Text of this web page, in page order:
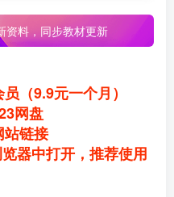
资料，同步教材更新
（9.9元一个月）
网盘
站链接
器中打开，推荐使用